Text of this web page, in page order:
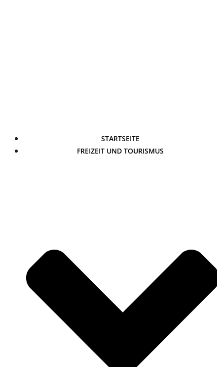
STARTSEITE
FREIZEIT UND TOURISMUS